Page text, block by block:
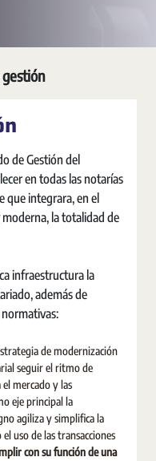
de Gestión del
en todas las notarías
integrara, en el
la totalidad de
infraestructura la
además de
de modernización
seguir el ritmo de
mercado y las
eje principal la
agiliza y simplifica la
uso de las transacciones
con su función de una